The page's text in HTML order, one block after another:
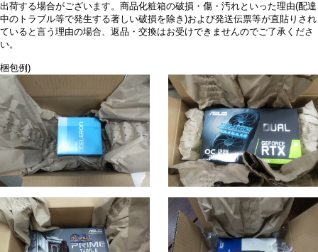
出荷する場合がございます。商品化粧箱の破損・傷・汚れといった理由(配達
中のトラブル等で発生する著しい破損を除き)および発送伝票等が直貼りされ
ていると言う理由の場合、返品・交換はお受けできませんのでご了承くださ
い。
梱包例)